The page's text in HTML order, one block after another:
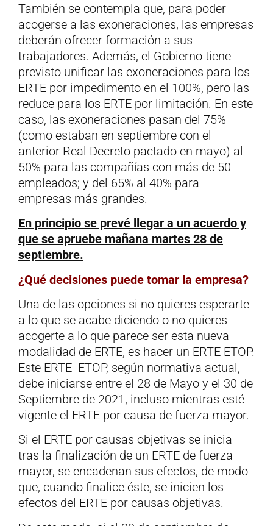
También se contempla que, para poder
acogerse a las exoneraciones, las empresas
deberán ofrecer formación a sus
trabajadores. Además, el Gobierno tiene
previsto unificar las exoneraciones para los
ERTE por impedimento en el 100%, pero las
reduce para los ERTE por limitación. En este
caso, las exoneraciones pasan del 75%
(como estaban en septiembre con el
anterior Real Decreto pactado en mayo) al
50% para las compañías con más de 50
empleados; y del 65% al 40% para
empresas más grandes.
En principio se prevé llegar a un acuerdo y
que se apruebe mañana martes 28 de
septiembre.
¿Qué decisiones puede tomar la empresa?
Una de las opciones si no quieres esperarte
a lo que se acabe diciendo o no quieres
acogerte a lo que parece ser esta nueva
modalidad de ERTE, es hacer un ERTE ETOP.
Este ERTE ETOP, según normativa actual,
debe iniciarse entre el 28 de Mayo y el 30 de
Septiembre de 2021, incluso mientras esté
vigente el ERTE por causa de fuerza mayor.
Si el ERTE por causas objetivas se inicia
tras la finalización de un ERTE de fuerza
mayor, se encadenan sus efectos, de modo
que, cuando finalice éste, se inicien los
efectos del ERTE por causas objetivas.